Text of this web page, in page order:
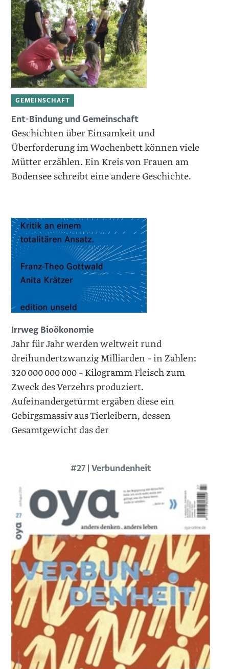
GEMEINSCHAFT
Ent-Bindung und Gemeinschaft
Geschichten über Einsamkeit und
Überforderung im Wochenbett können viele
Mütter erzählen. Ein Kreis von Frauen am
Bodensee schreibt eine andere Geschichte.
Irrweg Bioökonomie
Jahr für Jahr werden weltweit rund
dreihundertzwanzig Milliarden – in Zahlen:
320 000 000 000 – Kilogramm Fleisch zum
Zweck des Verzehrs produziert.
Aufeinandergetürmt ergäben diese ein
Gebirgsmassiv aus Tierleibern, dessen
Gesamtgewicht das der
#27 | Verbundenheit